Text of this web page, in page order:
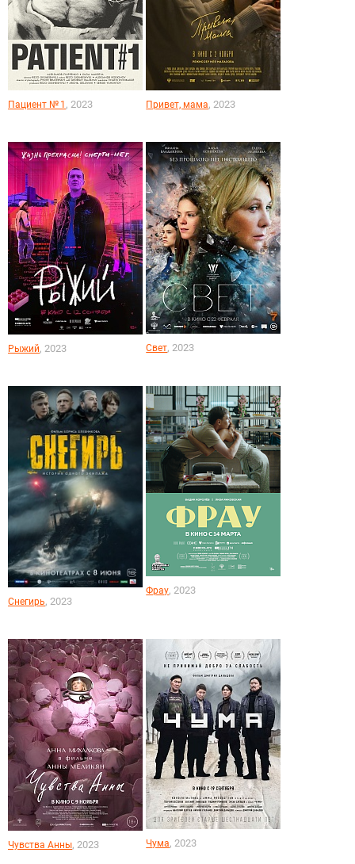
Пациент № 1 , 2023 Привет, мама, 2023
Рыжий, 2023 Свет, 2023
Снегирь, 2023
Фрау, 2023
Чувства Анны, 2023 Чума, 2023